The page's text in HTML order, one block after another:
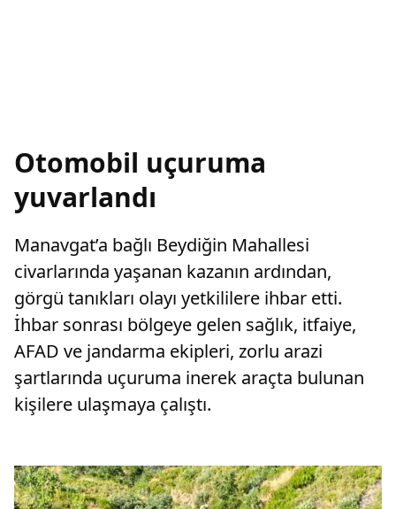
Otomobil uçuruma
yuvarlandı
Manavgat’a bağlı Beydiğin Mahallesi
civarlarında yaşanan kazanın ardından,
görgü tanıkları olayı yetkililere ihbar etti.
İhbar sonrası bölgeye gelen sağlık, itfaiye,
AFAD ve jandarma ekipleri, zorlu arazi
şartlarında uçuruma inerek araçta bulunan
kişilere ulaşmaya çalıştı.